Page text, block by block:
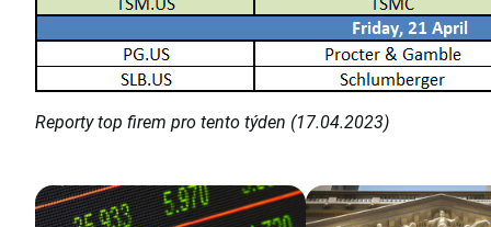
Reporty top firem pro tento týden (17.04.2023)